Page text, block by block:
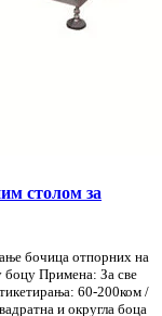
столом за
бочица отпорних на
боцу Примена: За све
60-200ком /
и округла боца